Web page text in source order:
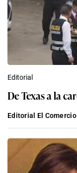
Editorial
De Texas a la
Editorial El Comercio